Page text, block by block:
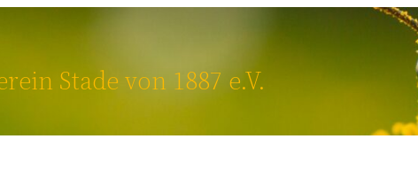
Stade von 1887 e.V.